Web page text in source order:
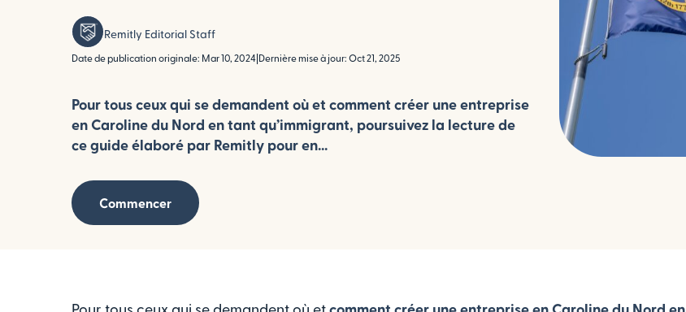
Remitly Editorial Staff
Date de publication originale: Mar 10, 2024 Dernière mise à jour: Oct 21, 2025
Pour tous ceux qui se demandent où et comment créer une entreprise
en Caroline du Nord en tant qu’immigrant, poursuivez la lecture de
ce guide élaboré par Remitly pour en...
Commencer
Pour tous ceux qui se demandent où etcomment créer une entreprise en Caroline du Nord en